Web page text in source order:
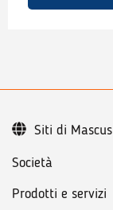
Società
Prodotti e servizi
Siti di Mascus